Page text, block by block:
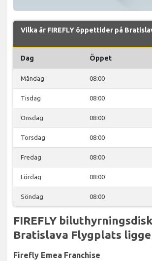
Vilka är FIREFLY öppettider på
Dag Öppet
Måndag 08:00
Tisdag 08:00
Onsdag 08:00
Torsdag 08:00
Fredag 08:00
Lördag 08:00
Söndag 08:00
FIREFLY
Bratislava Flygplats
Firefly Emea Franchise